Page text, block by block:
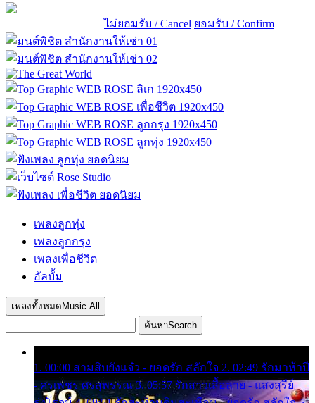
ไม่ยอมรับ / Cancel ยอมรับ / Confirm
เพลงลูกทุ่ง
เพลงลูกกรุง
เพลงเพื่อชีวิต
อัลบั้ม
เพลงทั้งหมด Music All
ค้นหาSearch
1. 00:00 สามสิบยังแจ๋ว - ยอดรัก สลักใจ 2. 02:49 รักมาห้าปี
- ศรเพชร ศรสุพรรณ 3. 05:57 รักสาวเสื้อลาย - แสงสุรีย์